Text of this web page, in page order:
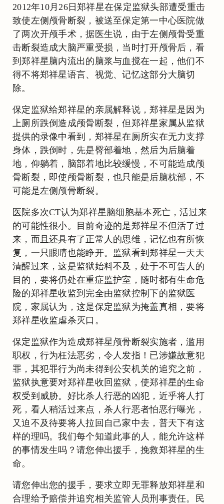
2012年10月26日郑祥星在保定监狱头部遭受重击
致使左侧颅骨断裂，被送至保定第一中心医院做
了两次开颅手术，据医生说，由于左侧颅骨受重
击断裂造成大脑严重受损，当时打开颅骨后，看
到郑祥星脑内流出的脑浆与血搅在一起，他们不
得不将郑祥星语言、视觉、记忆这部分大脑切
除。
保定监狱给郑祥星的亲属解释说，郑祥星是因为
上厕所跌倒造成颅骨断裂，但郑祥星家属从监狱
提供的录像中看到，郑祥星在厕所实在无力支撑
身体，跌倒时，先是臀部着地，然后为后脑着
地，仰躺着，脑部着地比较缓慢，不可能造成颅
骨断裂，即使颅骨断裂，也只能是后脑枕部，不
可能是左侧颅骨断裂。
医院多次CT认为郑祥星脑细胞基本死亡，活过来
的可能性很小。目前奇迹的是郑祥星不但活了过
来，而且还具有了正常人的思维，记忆也有所恢
复，一只眼睛也能睁开。监狱看到郑祥星一天天
清醒过来，这是监狱始料不及，处于不可告人的
目的，要将仍处在重症监护室，随时都有生命危
险的郑祥星收监到完全由监狱控制下的监狱医
院，家属认为，这是保定监狱为掩盖真相，要将
郑祥星收监虐杀灭口。
保定监狱作为造成郑祥星颅骨断裂实施者，滥用
职权，行为枉法恶劣，令人发指！已涉嫌故意犯
罪，其犯罪行为尚未得到公安机关的追究之前，
监狱执意要对郑祥星收回监狱，使郑祥星的生命
权受到威胁。好比杀人行恶的凶犯，近乎将人打
死，看人稍活过来点，杀人行恶者怕恶行曝光，
又迫不及待要将人拉回自己家中去，普天下有这
样的理吗。我们每个知道此事的人，能允许这样
的事情发生吗？请您伸出援手，挽救郑祥星的生
命。
请您伸出您的援手，要求立即无罪释放郑祥星和
合理给予赔偿并追究相关监管人员刑事责任。民